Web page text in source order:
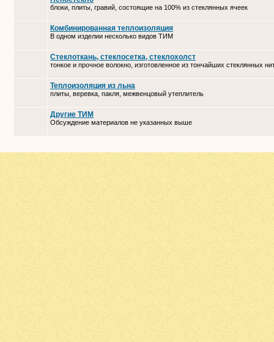
блоки, плиты, гравий, состоящие на 100% из стеклянных ячеек
Комбинированная теплоизоляция
В одном изделии несколько видов ТИМ
Стеклоткань, стеклосетка, cтеклохолст
тонкое и прочное волокно, изготовленное из тончайших стеклянных
Теплоизоляция из льна
плиты, веревка, пакля, межвенцовый утеплитель
Другие ТИМ
Обсуждение материалов не указанных выше